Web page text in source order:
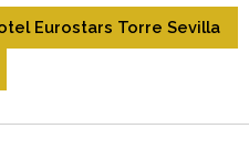
Eurostars Torre Sevilla